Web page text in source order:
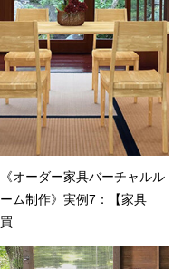
《オーダー家具バーチャルル
ーム制作》実例7：【家具
買...